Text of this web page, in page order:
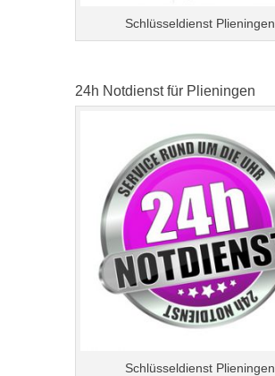
Schlüsseldienst Plieningen
24h Notdienst für Plieningen
Schlüsseldienst Plieningen